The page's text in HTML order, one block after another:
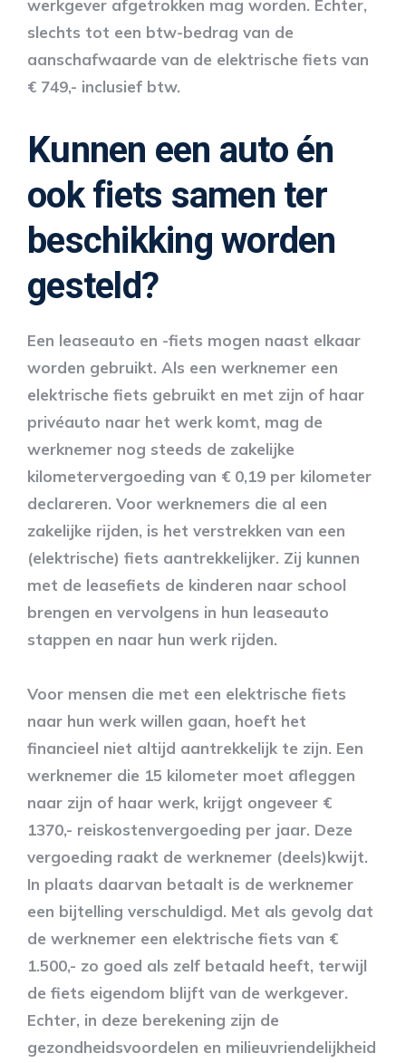
werkgever afgetrokken mag worden. Echter,
slechts tot een btw-bedrag van de
aanschafwaarde van de elektrische fiets van
€ 749,- inclusief btw.
Kunnen een auto én
ook fiets samen ter
beschikking worden
gesteld?
Een leaseauto en -fiets mogen naast elkaar
worden gebruikt. Als een werknemer een
elektrische fiets gebruikt en met zijn of haar
privéauto naar het werk komt, mag de
werknemer nog steeds de zakelijke
kilometervergoeding van € 0,19 per kilometer
declareren. Voor werknemers die al een
zakelijke rijden, is het verstrekken van een
(elektrische) fiets aantrekkelijker. Zij kunnen
met de leasefiets de kinderen naar school
brengen en vervolgens in hun leaseauto
stappen en naar hun werk rijden.
Voor mensen die met een elektrische fiets
naar hun werk willen gaan, hoeft het
financieel niet altijd aantrekkelijk te zijn. Een
werknemer die 15 kilometer moet afleggen
naar zijn of haar werk, krijgt ongeveer €
1370,- reiskostenvergoeding per jaar. Deze
vergoeding raakt de werknemer (deels)kwijt.
In plaats daarvan betaalt is de werknemer
een bijtelling verschuldigd. Met als gevolg dat
de werknemer een elektrische fiets van €
1.500,- zo goed als zelf betaald heeft, terwijl
de fiets eigendom blijft van de werkgever.
Echter, in deze berekening zijn de
gezondheidsvoordelen en milieuvriendelijkheid